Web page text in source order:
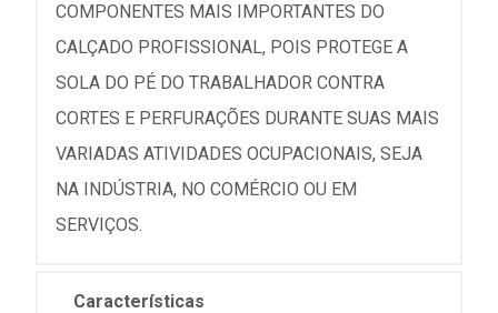
COMPONENTES MAIS IMPORTANTES DO
CALÇADO PROFISSIONAL, POIS PROTEGE A
SOLA DO PÉ DO TRABALHADOR CONTRA
CORTES E PERFURAÇÕES DURANTE SUAS MAIS
VARIADAS ATIVIDADES OCUPACIONAIS, SEJA
NA INDÚSTRIA, NO COMÉRCIO OU EM
SERVIÇOS.
Características